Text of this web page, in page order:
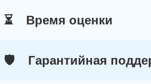
⏳ Время оценки
🛡️ Гарантийная